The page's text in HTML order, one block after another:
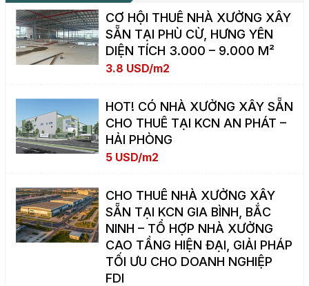
CƠ HỘI THUÊ NHÀ XƯỞNG XÂY
SẴN TẠI PHÙ CỪ, HƯNG YÊN
DIỆN TÍCH 3.000 – 9.000 M²
3.8 USD/m2
HOT! CÓ NHÀ XƯỞNG XÂY SẴN
CHO THUÊ TẠI KCN AN PHÁT –
HẢI PHÒNG
5 USD/m2
CHO THUÊ NHÀ XƯỞNG XÂY
SẴN TẠI KCN GIA BÌNH, BẮC
NINH – TỔ HỢP NHÀ XƯỞNG
CAO TẦNG HIỆN ĐẠI, GIẢI PHÁP
TỐI ƯU CHO DOANH NGHIỆP
FDI